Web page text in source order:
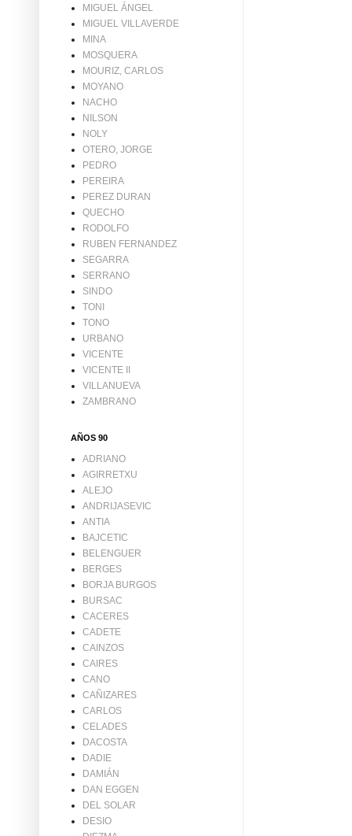
MIGUEL ÁNGEL
MIGUEL VILLAVERDE
MINA
MOSQUERA
MOURIZ, CARLOS
MOYANO
NACHO
NILSON
NOLY
OTERO, JORGE
PEDRO
PEREIRA
PEREZ DURAN
QUECHO
RODOLFO
RUBEN FERNANDEZ
SEGARRA
SERRANO
SINDO
TONI
TONO
URBANO
VICENTE
VICENTE II
VILLANUEVA
ZAMBRANO
AÑOS 90
ADRIANO
AGIRRETXU
ALEJO
ANDRIJASEVIC
ANTIA
BAJCETIC
BELENGUER
BERGES
BORJA BURGOS
BURSAC
CACERES
CADETE
CAINZOS
CAIRES
CANO
CAÑIZARES
CARLOS
CELADES
DACOSTA
DADIE
DAMIÁN
DAN EGGEN
DEL SOLAR
DESIO